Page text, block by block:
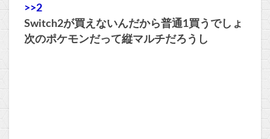
>>2
Switch2が買えないんだから普通1買うでしょ
次のポケモンだって縦マルチだろうし